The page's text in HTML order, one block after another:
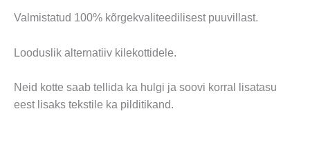
Valmistatud 100% kõrgekvaliteedilisest puuvillast.
Looduslik alternatiiv kilekottidele.
Neid kotte saab tellida ka hulgi ja soovi korral lisatasu
eest lisaks tekstile ka pilditikand.